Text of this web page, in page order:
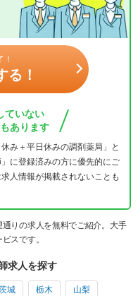
る！
ていない
あります
み＋平日休みの調剤薬局」と
に登録済みの方に優先的にご
人情報が掲載されないことも
りの求人を無料でご紹介。大手
スです。
求人を探す
城 栃木 山梨